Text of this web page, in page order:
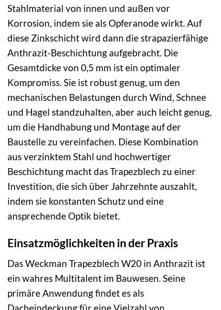
Stahlmaterial von innen und außen vor
Korrosion, indem sie als Opferanode wirkt. Auf
diese Zinkschicht wird dann die strapazierfähige
Anthrazit-Beschichtung aufgebracht. Die
Gesamtdicke von 0,5 mm ist ein optimaler
Kompromiss. Sie ist robust genug, um den
mechanischen Belastungen durch Wind, Schnee
und Hagel standzuhalten, aber auch leicht genug,
um die Handhabung und Montage auf der
Baustelle zu vereinfachen. Diese Kombination
aus verzinktem Stahl und hochwertiger
Beschichtung macht das Trapezblech zu einer
Investition, die sich über Jahrzehnte auszahlt,
indem sie konstanten Schutz und eine
ansprechende Optik bietet.
Einsatzmöglichkeiten in der Praxis
Das Weckman Trapezblech W20 in Anthrazit ist
ein wahres Multitalent im Bauwesen. Seine
primäre Anwendung findet es als
Dacheindeckung für eine Vielzahl von